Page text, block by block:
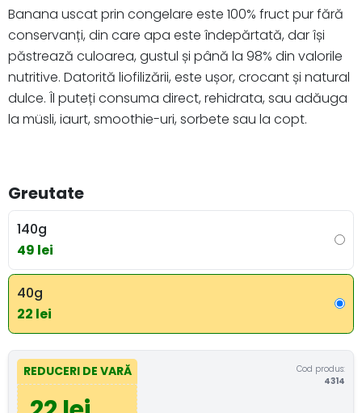
Banana uscat prin congelare este 100% fruct pur fără
conservanți, din care apa este îndepărtată, dar își
păstrează culoarea, gustul și până la 98% din valorile
nutritive. Datorită liofilizării, este ușor, crocant și natural
dulce. Îl puteți consuma direct, rehidrata, sau adăuga
la müsli, iaurt, smoothie-uri, sorbete sau la copt.
Greutate
140g
49 lei
40g
22 lei
REDUCERI DE VARĂ
Cod produs:
4314